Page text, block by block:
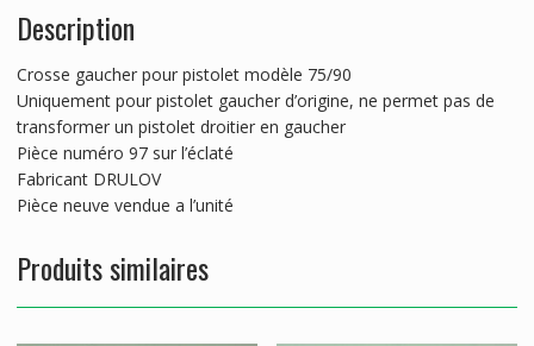
Description
Crosse gaucher pour pistolet modèle 75/90
Uniquement pour pistolet gaucher d’origine, ne permet pas de
transformer un pistolet droitier en gaucher
Pièce numéro 97 sur l’éclaté
Fabricant DRULOV
Pièce neuve vendue a l’unité
Produits similaires